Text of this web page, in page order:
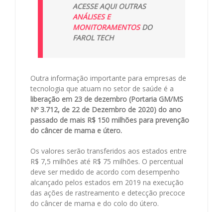
ACESSE AQUI OUTRAS
ANÁLISES E
MONITORAMENTOSDO
FAROL TECH
Outra informação importante para empresas de
tecnologia que atuam no setor de saúde é a
liberação em 23 de dezembro (Portaria GM/MS
Nº 3.712, de 22 de Dezembro de 2020) do ano
passado de mais R$ 150 milhões para prevenção
do câncer de mama e útero.
Os valores serão transferidos aos estados entre
R$ 7,5 milhões até R$ 75 milhões. O percentual
deve ser medido de acordo com desempenho
alcançado pelos estados em 2019 na execução
das ações de rastreamento e detecção precoce
do câncer de mama e do colo do útero.